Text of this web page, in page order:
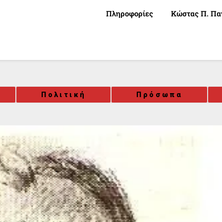
Πληροφορίες Κώστας Π.
Πολιτική Πρόσωπα